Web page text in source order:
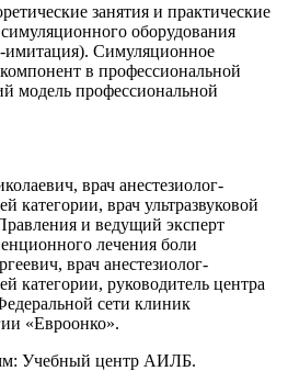
занятия и практические
оборудования
Симуляционное
в профессиональной
модель профессиональной
врач анестезиолог-
категории, врач ультразвуковой
и ведущий эксперт
лечения боли
врач анестезиолог-
категории, руководитель центра
сети клиник
«Евроонко».
Учебный центр АИЛБ.